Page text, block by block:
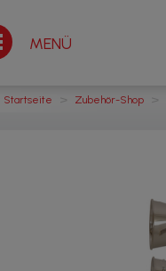
MENÜ
Startseite > Zubehör-Shop